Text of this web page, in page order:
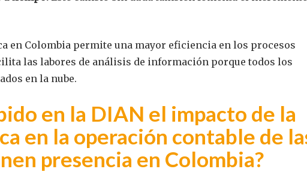
en Colombia permite una mayor eficiencia en los procesos
las labores de análisis de información porque todos los
en la nube.
en la DIAN el impacto de la
en la operación contable de
presencia en Colombia?